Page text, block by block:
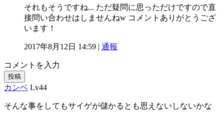
それもそうですね... ただ疑問に思っただけですので直
接問い合わせはしませんねw コメントありがとうござ
います！
2017年8月12日 14:59 | 通報
コメントを入力
投稿
カンベ Lv44
そんな事をしてもサイゲが儲かるとも思えないしないかな